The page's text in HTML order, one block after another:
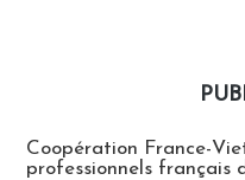
Coopération France-
professionnels français